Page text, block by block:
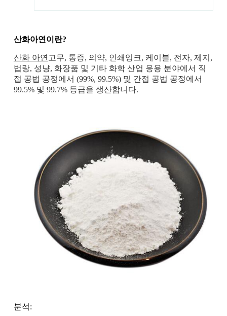
산화아연이란?
산화 아연 고무, 통증, 의약, 인쇄잉크, 케이블, 전자, 제지,
법랑, 성냥, 화장품 및 기타 화학 산업 응용 분야에서 직
접 공법 공정에서 (99%, 99.5%) 및 간접 공법 공정에서
99.5% 및 99.7% 등급을 생산합니다.
분석: